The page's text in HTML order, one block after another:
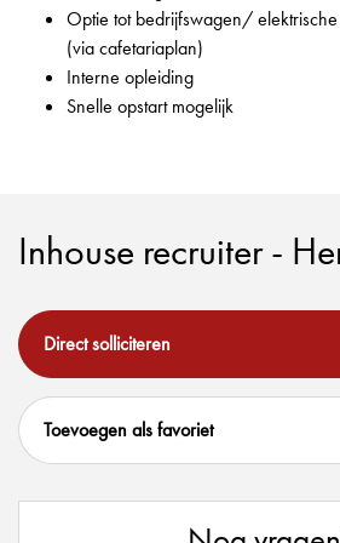
Optie tot bedrijfswagen/
(via cafetariaplan)
Interne opleiding
Snelle opstart mogelijk
Inhouse recruiter -
Direct solliciteren
favoriet